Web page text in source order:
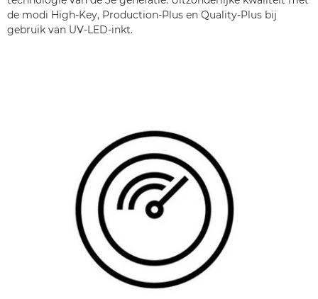
de modi High-Key, Production-Plus en Quality-Plus bij
gebruik van UV-LED-inkt.